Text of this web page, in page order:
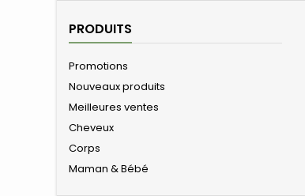
PRODUITS
Promotions
Nouveaux produits
Meilleures ventes
Cheveux
Corps
Maman & Bébé